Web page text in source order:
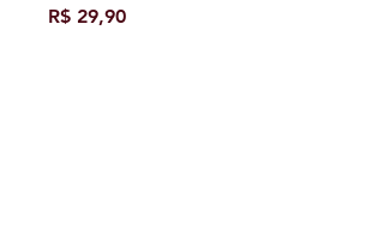
R$ 29,90Preço